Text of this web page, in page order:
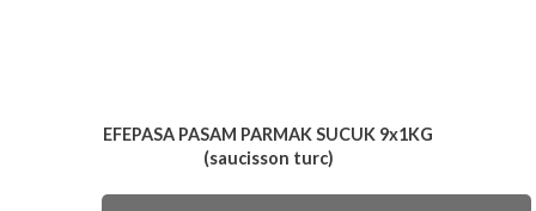
EFEPASA PASAM PARMAK SUCUK 9x1KG
(saucisson turc)